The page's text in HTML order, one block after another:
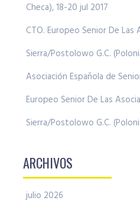
Checa), 18-20 jul 2017
CTO. Europeo Senior De Las
Sierra/Postolowo G.C.
Asociación Española de
Europeo Senior De Las
Sierra/Postolowo G.C.
ARCHIVOS
julio 2026